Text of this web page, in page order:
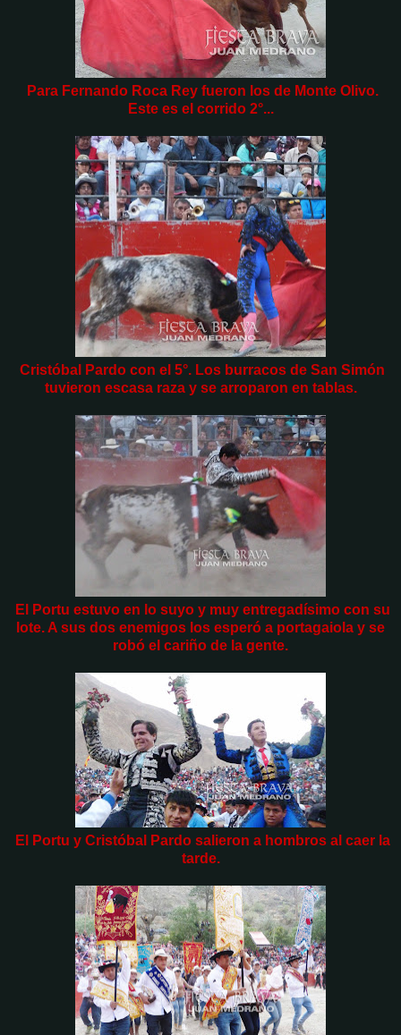
Para Fernando Roca Rey fueron los de Monte Olivo.
Este es el corrido 2°...
Cristóbal Pardo con el 5°. Los burracos de San Simón
tuvieron escasa raza y se arroparon en tablas.
El Portu estuvo en lo suyo y muy entregadísimo con su
lote. A sus dos enemigos los esperó a portagaiola y se
robó el cariño de la gente.
El Portu y Cristóbal Pardo salieron a hombros al caer la
tarde.